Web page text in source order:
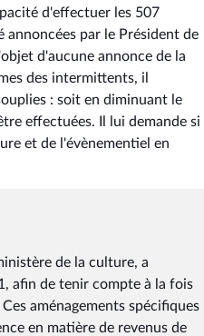
d'effectuer les 507
annoncées par le Président de
d'aucune annonce de la
des intermittents, il
: soit en diminuant le
effectuées. Il lui demande si
et de l'évènementiel en
de la culture, a
afin de tenir compte à la fois
aménagements spécifiques
en matière de revenus de